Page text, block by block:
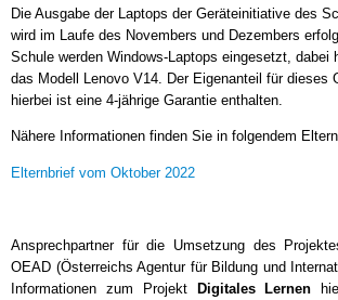
Die Ausgabe der Laptops der Geräteinitiative des
wird im Laufe des Novembers und Dezembers
Schule werden Windows-Laptops eingesetzt, dabei
das Modell Lenovo V14. Der Eigenanteil für dieses
hierbei ist eine 4-jährige Garantie enthalten.
Nähere Informationen finden Sie in folgendem
Elternbrief vom Oktober 2022
Ansprechpartner für die Umsetzung des
OEAD (Österreichs Agentur für Bildung und
Informationen zum Projekt Digitales Lernen